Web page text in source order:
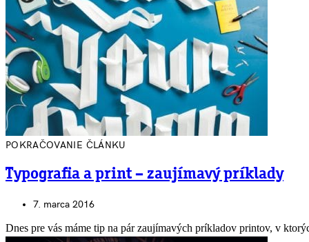
POKRAČOVANIE ČLÁNKU
Typografia a print – zaujímavý príklady
7. marca 2016
Dnes pre vás máme tip na pár zaujímavých príkladov printov, v